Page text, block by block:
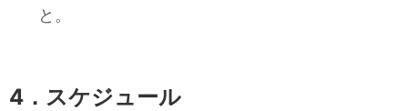
と。
4．スケジュール